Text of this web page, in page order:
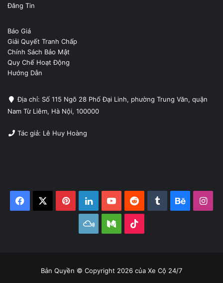
Đăng Tin
Báo Giá
Giải Quyết Tranh Chấp
Chính Sách Bảo Mật
Quy Chế Hoạt Động
Hướng Dẫn
Địa chỉ: Số 115 Ngõ 28 Phố Đại Linh, phường Trung Văn, quận
Nam Từ Liêm, Hà Nội, 100000
Tác giả: Lê Huy Hoàng
Facebook PinterestLinkedInYouTubeRedditTumblrBehance
Mixcloud
Medium
Bản Quyền © Copyright 2026 của Xe Cộ 24/7